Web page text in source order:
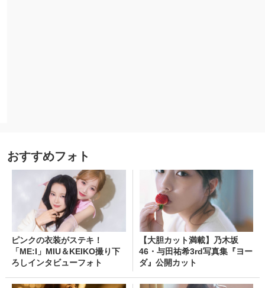
おすすめフォト
ピンクの衣装がステキ！
「ME:I」MIU＆KEIKO撮り下
ろしインタビューフォト
【大胆カット満載】乃木坂
46・与田祐希3rd写真集『ヨー
ダ』公開カット